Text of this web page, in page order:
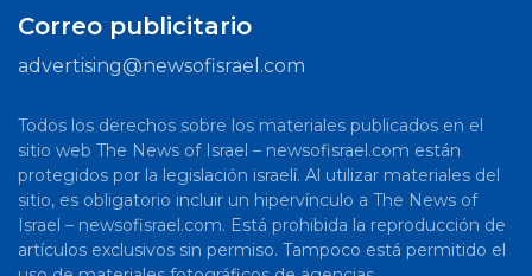
Correo publicitario
advertising@newsofisrael.com
Todos los derechos sobre los materiales publicados en el
sitio web The News of Israel – newsofisrael.com están
protegidos por la legislación israelí. Al utilizar materiales del
sitio, es obligatorio incluir un hipervínculo a The News of
Israel – newsofisrael.com. Está prohibida la reproducción de
artículos exclusivos sin permiso. Tampoco está permitido el